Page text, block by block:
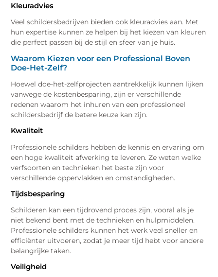
Kleuradvies
Veel schildersbedrijven bieden ook kleuradvies aan. Met
hun expertise kunnen ze helpen bij het kiezen van kleuren
die perfect passen bij de stijl en sfeer van je huis.
Waarom Kiezen voor een Professional Boven
Doe-Het-Zelf?
Hoewel doe-het-zelfprojecten aantrekkelijk kunnen lijken
vanwege de kostenbesparing, zijn er verschillende
redenen waarom het inhuren van een professioneel
schildersbedrijf de betere keuze kan zijn.
Kwaliteit
Professionele schilders hebben de kennis en ervaring om
een hoge kwaliteit afwerking te leveren. Ze weten welke
verfsoorten en technieken het beste zijn voor
verschillende oppervlakken en omstandigheden.
Tijdsbesparing
Schilderen kan een tijdrovend proces zijn, vooral als je
niet bekend bent met de technieken en hulpmiddelen.
Professionele schilders kunnen het werk veel sneller en
efficiënter uitvoeren, zodat je meer tijd hebt voor andere
belangrijke taken.
Veiligheid